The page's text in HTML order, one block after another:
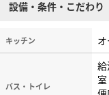
設備・条件・こだわり
キッチン
バス・トイレ